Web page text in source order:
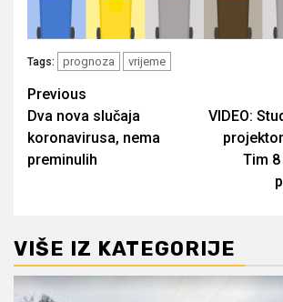
Tags: prognoza vrijeme
Post
navigation
Previous
Dva nova slučaja
koronavirusa, nema
preminulih
VIDEO:
Tim
VIŠE IZ KATEGORIJE